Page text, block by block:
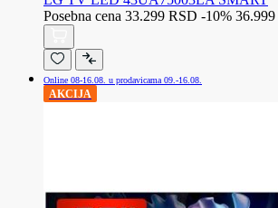
Posebna cena 33.299 RSD -10%
Online 08-16.08. u prodavicama 09.-16.08.
AKCIJA